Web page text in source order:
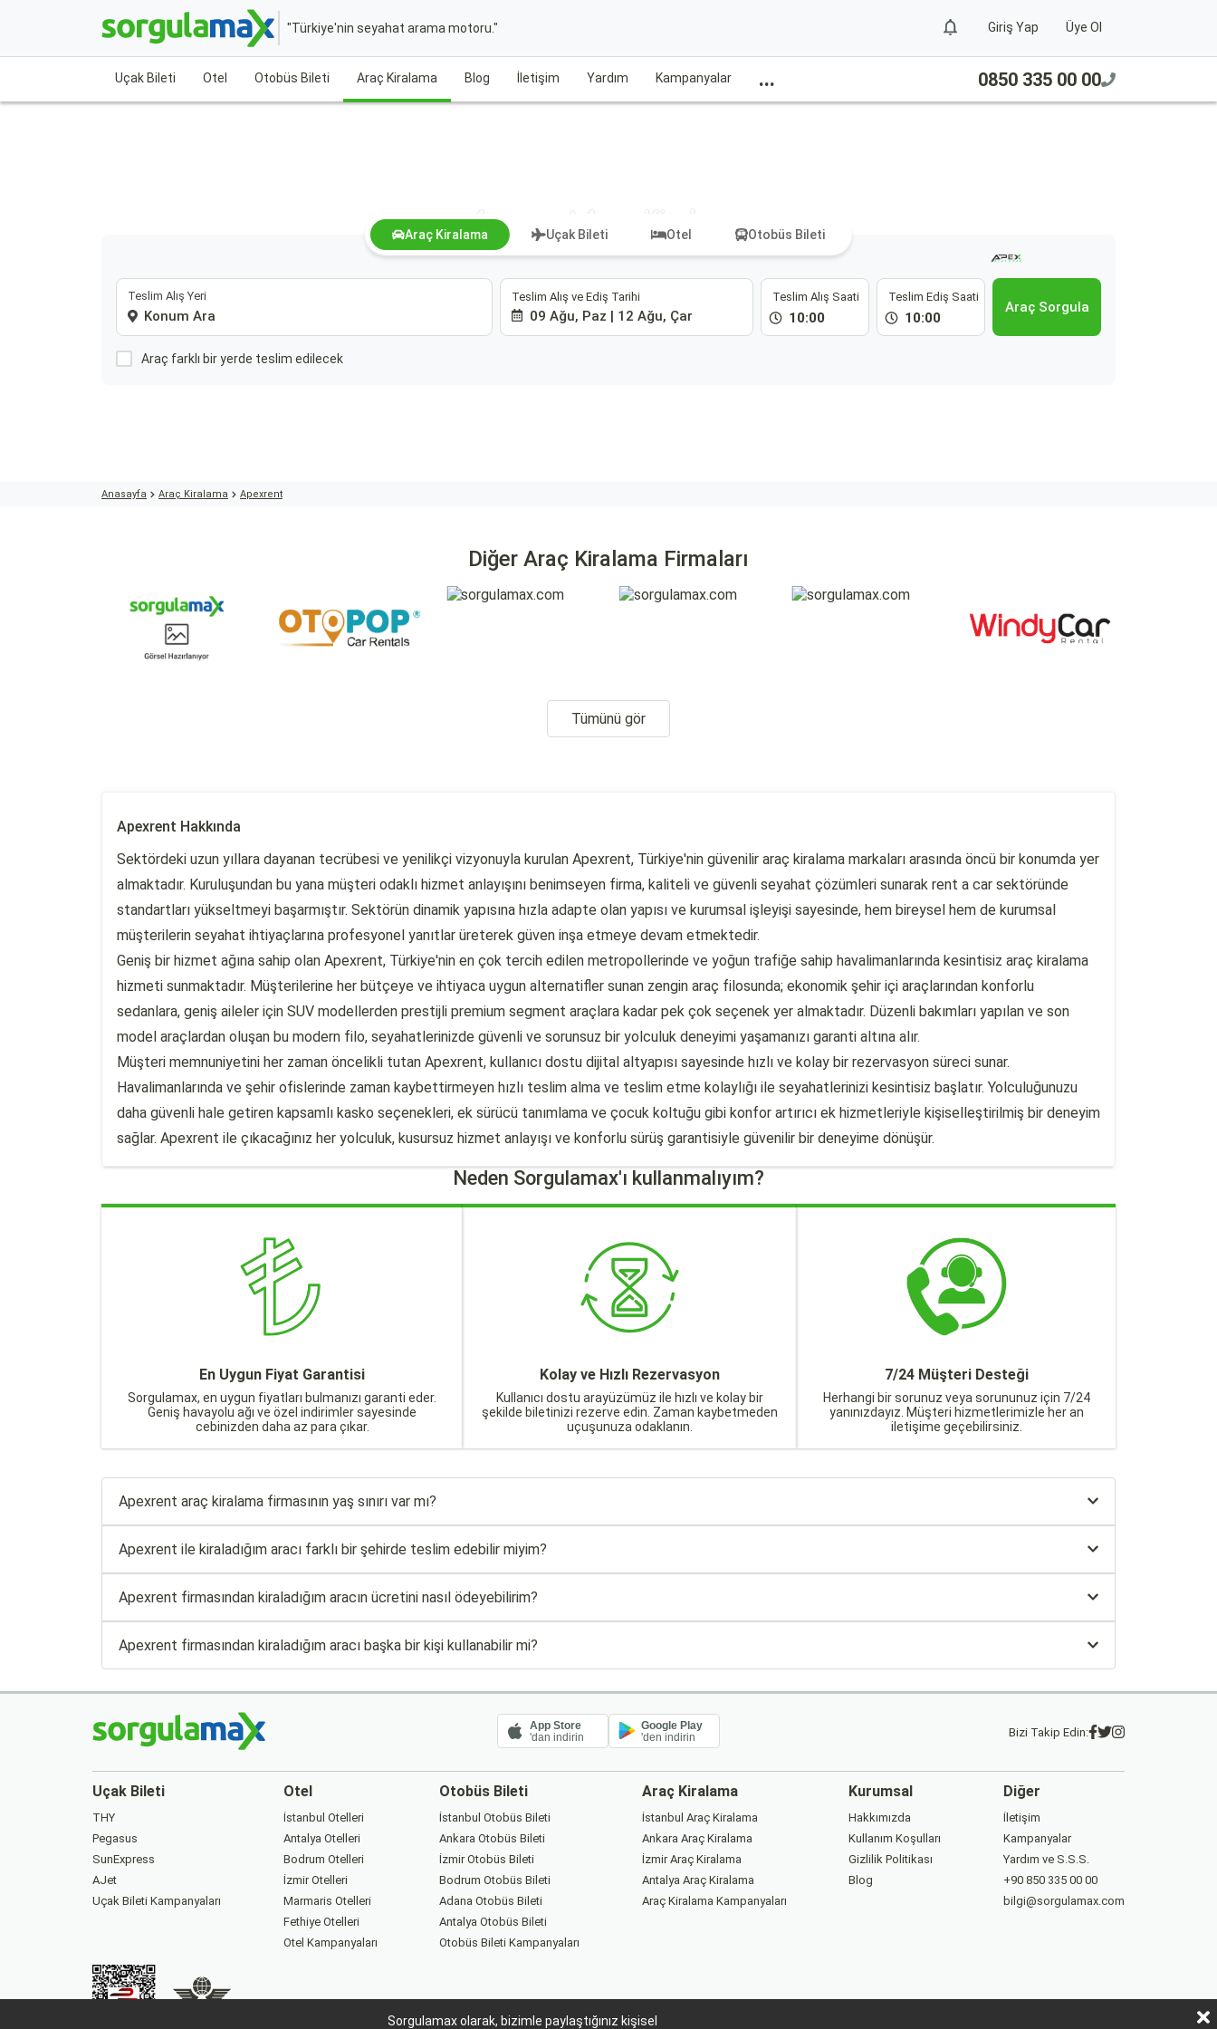
Sorgulamax olarak, bizimle paylaştığınız kişisel
"Türkiye'nin seyahat arama motoru." Giriş Yap Üye Ol
Uçak Bileti Otel Otobüs Bileti Araç Kiralama Blog İletişim Yardım Kampanyalar ... 0850 335 00 00
Apexrent Araç Kiralama
Araç Kiralama Uçak Bileti Otel Otobüs Bileti
Teslim Alış Yeri Teslim Alış ve Ediş Tarihi
09 Ağu, Paz | 12 Ağu, Çar
Teslim Alış Saati
10:00
Teslim Ediş Saati
10:00
Araç Sorgula
Araç farklı bir yerde teslim edilecek
Anasayfa Araç Kiralama Apexrent
Diğer Araç Kiralama Firmaları
Tümünü gör
Apexrent Hakkında
Sektördeki uzun yıllara dayanan tecrübesi ve yenilikçi vizyonuyla kurulan Apexrent, Türkiye'nin güvenilir araç kiralama markaları arasında öncü bir konumda yer
almaktadır. Kuruluşundan bu yana müşteri odaklı hizmet anlayışını benimseyen firma, kaliteli ve güvenli seyahat çözümleri sunarak rent a car sektöründe
standartları yükseltmeyi başarmıştır. Sektörün dinamik yapısına hızla adapte olan yapısı ve kurumsal işleyişi sayesinde, hem bireysel hem de kurumsal
müşterilerin seyahat ihtiyaçlarına profesyonel yanıtlar üreterek güven inşa etmeye devam etmektedir.
Geniş bir hizmet ağına sahip olan Apexrent, Türkiye'nin en çok tercih edilen metropollerinde ve yoğun trafiğe sahip havalimanlarında kesintisiz araç kiralama
hizmeti sunmaktadır. Müşterilerine her bütçeye ve ihtiyaca uygun alternatifler sunan zengin araç filosunda; ekonomik şehir içi araçlarından konforlu
sedanlara, geniş aileler için SUV modellerden prestijli premium segment araçlara kadar pek çok seçenek yer almaktadır. Düzenli bakımları yapılan ve son
model araçlardan oluşan bu modern filo, seyahatlerinizde güvenli ve sorunsuz bir yolculuk deneyimi yaşamanızı garanti altına alır.
Müşteri memnuniyetini her zaman öncelikli tutan Apexrent, kullanıcı dostu dijital altyapısı sayesinde hızlı ve kolay bir rezervasyon süreci sunar.
Havalimanlarında ve şehir ofislerinde zaman kaybettirmeyen hızlı teslim alma ve teslim etme kolaylığı ile seyahatlerinizi kesintisiz başlatır. Yolculuğunuzu
daha güvenli hale getiren kapsamlı kasko seçenekleri, ek sürücü tanımlama ve çocuk koltuğu gibi konfor artırıcı ek hizmetleriyle kişiselleştirilmiş bir deneyim
sağlar. Apexrent ile çıkacağınız her yolculuk, kusursuz hizmet anlayışı ve konforlu sürüş garantisiyle güvenilir bir deneyime dönüşür.
Neden Sorgulamax'ı kullanmalıyım?
En Uygun Fiyat Garantisi
Sorgulamax, en uygun fiyatları bulmanızı garanti eder.
Geniş havayolu ağı ve özel indirimler sayesinde
cebinizden daha az para çıkar.
Kolay ve Hızlı Rezervasyon
Kullanıcı dostu arayüzümüz ile hızlı ve kolay bir
şekilde biletinizi rezerve edin. Zaman kaybetmeden
uçuşunuza odaklanın.
7/24 Müşteri Desteği
Herhangi bir sorunuz veya sorununuz için 7/24
yanınızdayız. Müşteri hizmetlerimizle her an
iletişime geçebilirsiniz.
Apexrent araç kiralama firmasının yaş sınırı var mı?
Apexrent ile kiraladığım aracı farklı bir şehirde teslim edebilir miyim?
Apexrent firmasından kiraladığım aracın ücretini nasıl ödeyebilirim?
Apexrent firmasından kiraladığım aracı başka bir kişi kullanabilir mi?
App Store
'dan indirin
Google Play
'den indirin Bizi Takip Edin:
Uçak Bileti
THY
Pegasus
SunExpress
AJet
Uçak Bileti Kampanyaları
Otel
İstanbul Otelleri
Antalya Otelleri
Bodrum Otelleri
İzmir Otelleri
Marmaris Otelleri
Fethiye Otelleri
Otel Kampanyaları
Otobüs Bileti
İstanbul Otobüs Bileti
Ankara Otobüs Bileti
İzmir Otobüs Bileti
Bodrum Otobüs Bileti
Adana Otobüs Bileti
Antalya Otobüs Bileti
Otobüs Bileti Kampanyaları
Araç Kiralama
İstanbul Araç Kiralama
Ankara Araç Kiralama
İzmir Araç Kiralama
Antalya Araç Kiralama
Araç Kiralama Kampanyaları
Kurumsal
Hakkımızda
Kullanım Koşulları
Gizlilik Politikası
Blog
Diğer
İletişim
Kampanyalar
Yardım ve S.S.S.
+90 850 335 00 00
bilgi@sorgulamax.com